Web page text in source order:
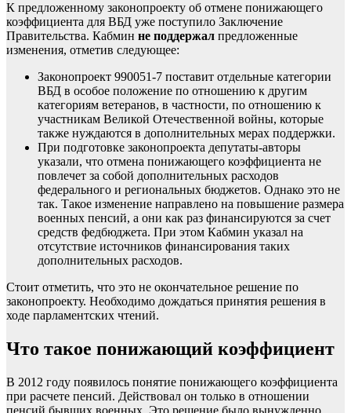
К предложенному законопроекту об отмене понижающего
коэффициента для ВБД уже поступило Заключение
Правительства. Кабмин не поддержал предложенные
изменения, отметив следующее:
Законопроект 990051-7 поставит отдельные категории
ВБД в особое положение по отношению к другим
категориям ветеранов, в частности, по отношению к
участникам Великой Отечественной войны, которые
также нуждаются в дополнительных мерах поддержки.
При подготовке законопроекта депутаты-авторы
указали, что отмена понижающего коэффициента не
повлечет за собой дополнительных расходов
федерального и региональных бюджетов. Однако это не
так. Такое изменение направлено на повышение размера
военных пенсий, а они как раз финансируются за счет
средств федбюджета. При этом Кабмин указал на
отсутствие источников финансирования таких
дополнительных расходов.
Стоит отметить, что это не окончательное решение по
законопроекту. Необходимо дождаться принятия решения в
ходе парламентских чтений.
Что такое понижающий коэффициент
В 2012 году появилось понятие понижающего коэффициента
при расчете пенсий. Действовал он только в отношении
пенсий бывших военных. Это решение было вынужденно